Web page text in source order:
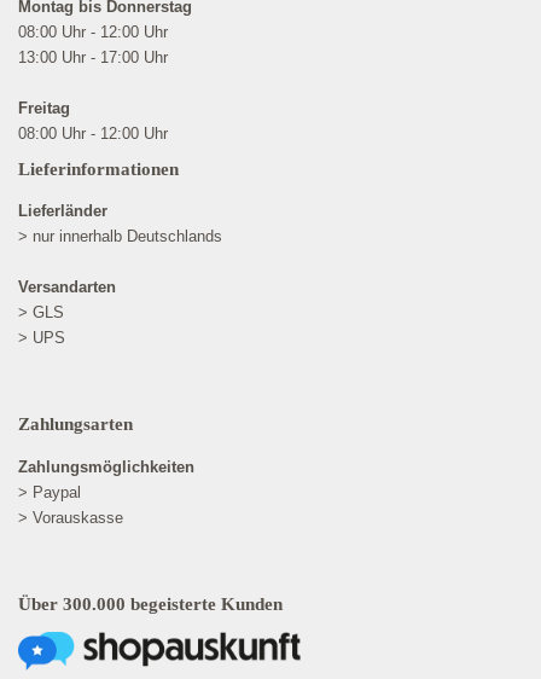
Montag bis Donnerstag
08:00 Uhr - 12:00 Uhr
13:00 Uhr - 17:00 Uhr
Freitag
08:00 Uhr - 12:00 Uhr
Lieferinformationen
Lieferländer
> nur innerhalb Deutschlands
Versandarten
> GLS
> UPS
Zahlungsarten
Zahlungsmöglichkeiten
> Paypal
> Vorauskasse
Über 300.000 begeisterte Kunden